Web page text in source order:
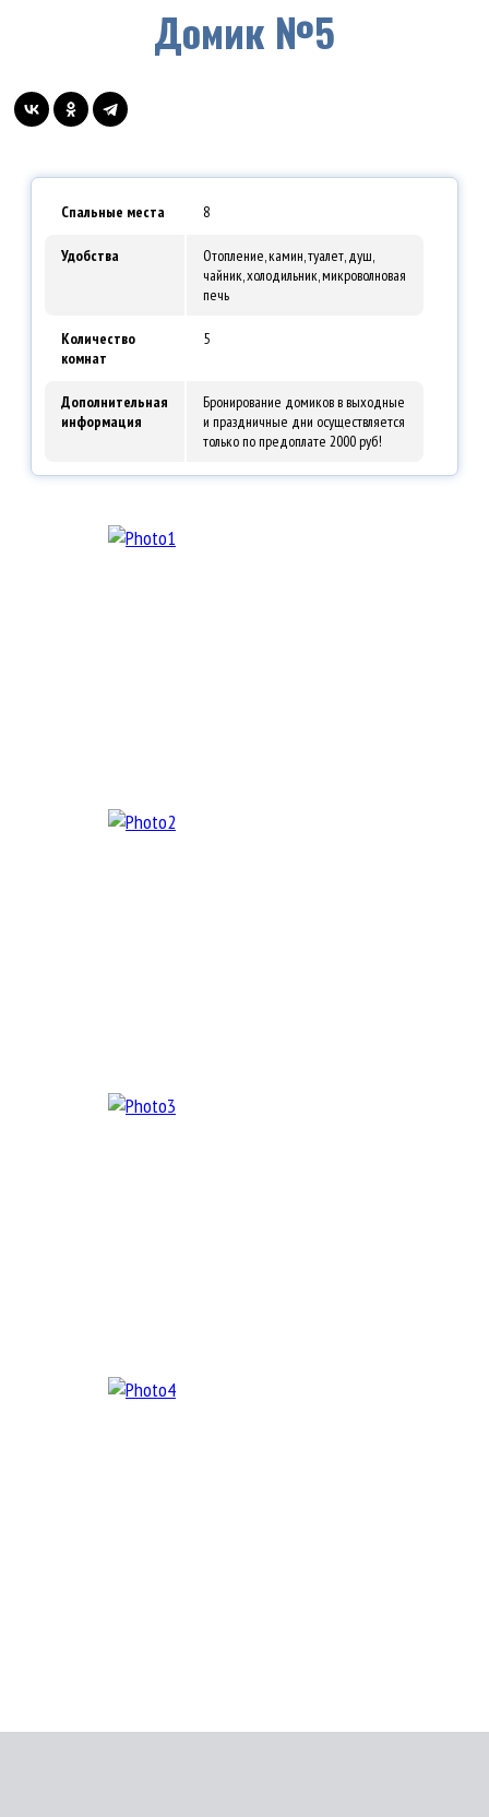
Домик №5
Спальные места 8
Удобства
Отопление, камин, туалет, душ,
чайник, холодильник, микроволновая
печь
Количество
комнат
5
Дополнительная
информация
Бронирование домиков в выходные
и праздничные дни осуществляется
только по предоплате 2000 руб!